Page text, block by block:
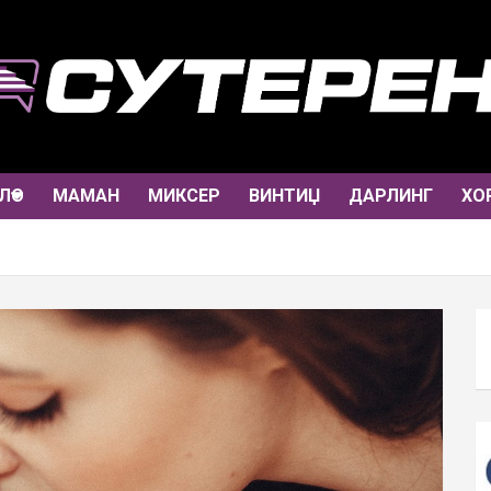
МАМАН МИКСЕР ВИНТИЏ ДАРЛИНГ